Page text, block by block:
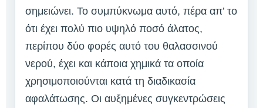
σημειώνει. Το συμπύκνωμα αυτό, πέρα απ’ το
ότι έχει πολύ πιο υψηλό ποσό άλατος,
περίπου δύο φορές αυτό του θαλασσινού
νερού, έχει και κάποια χημικά τα οποία
χρησιμοποιούνται κατά τη διαδικασία
αφαλάτωσης. Οι αυξημένες συγκεντρώσεις